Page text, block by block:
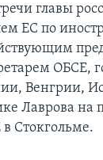
главы
ЕС по
ОБСЕ,
Венгрии,
Лаврова
Стокгольме.